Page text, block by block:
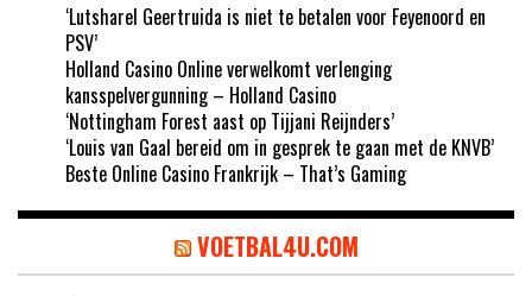
‘Lutsharel Geertruida is niet te betalen voor Feyenoord en
PSV’
Holland Casino Online verwelkomt verlenging
kansspelvergunning – Holland Casino
‘Nottingham Forest aast op Tijjani Reijnders’
‘Louis van Gaal bereid om in gesprek te gaan met de KNVB’
Beste Online Casino Frankrijk – That’s Gaming
VOETBAL4U.COM